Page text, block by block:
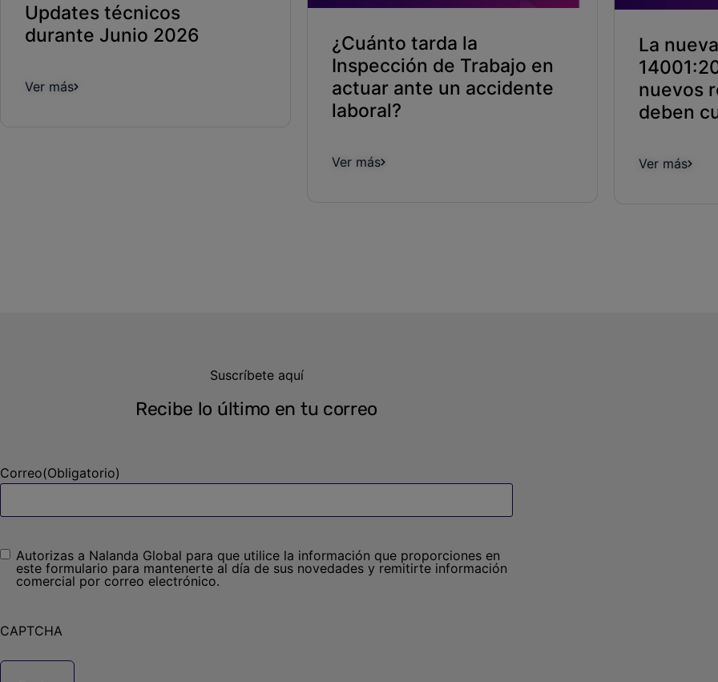
Updates técnicos
durante Junio 2026
Ver más
¿Cuánto tarda la
Inspección de Trabajo en
actuar ante un accidente
laboral?
Ver más
La
nuevos
deben
Ver más
Suscríbete aquí
Recibe lo último en tu correo
Correo(Obligatorio)
Sin
nombre(Obligatorio)
Autorizas a Nalanda Global para que utilice la información que proporciones en
este formulario para mantenerte al día de sus novedades y remitirte información
comercial por correo electrónico.
CAPTCHA